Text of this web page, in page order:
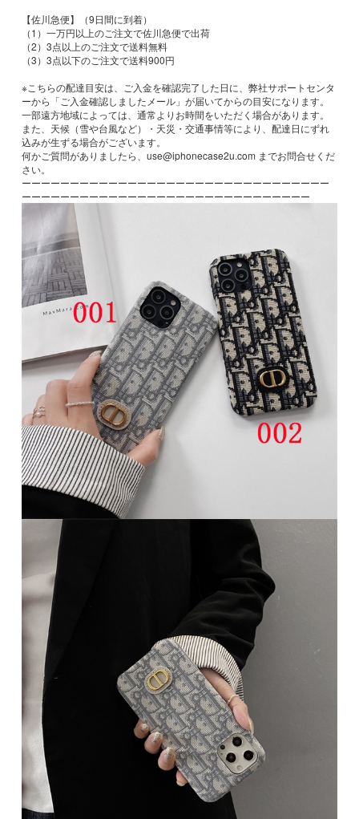
【佐川急便】（9日間に到着）
（1）一万円以上のご注文で佐川急便で出荷
（2）3点以上のご注文で送料無料
（3）3点以下のご注文で送料900円
※こちらの配達目安は、ご入金を確認完了した日に、弊社サポートセンタ
ーから「ご入金確認しましたメール」が届いてからの目安になります。
一部遠方地域によっては、通常よりお時間をいただく場合があります。
また、天候（雪や台風など）・天災・交通事情等により、配達日にずれ
込みが生ずる場合がございます。
何かご質問がありましたら、use@iphonecase2u.com までお問合せくだ
さい。
ーーーーーーーーーーーーーーーーーーーーーーーーーーーーーーーー
ーーーーーーーーーーーーーーーーーーーーーーーーーーーーーー